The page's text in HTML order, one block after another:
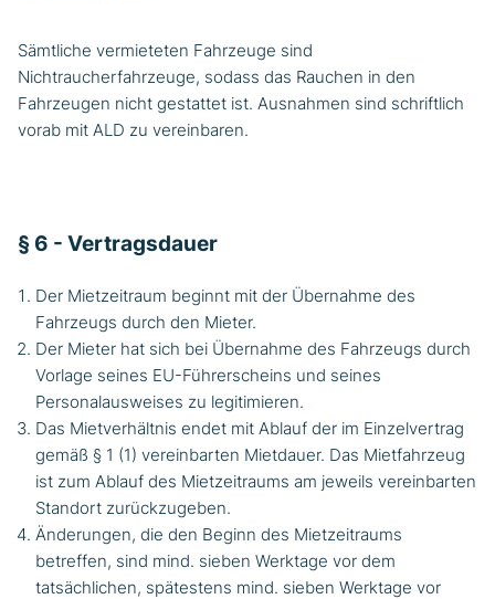
Sämtliche vermieteten Fahrzeuge sind
Nichtraucherfahrzeuge, sodass das Rauchen in den
Fahrzeugen nicht gestattet ist. Ausnahmen sind schriftlich
vorab mit ALD zu vereinbaren.
§ 6 - Vertragsdauer
Der Mietzeitraum beginnt mit der Übernahme des
Fahrzeugs durch den Mieter.
Der Mieter hat sich bei Übernahme des Fahrzeugs durch
Vorlage seines EU-Führerscheins und seines
Personalausweises zu legitimieren.
Das Mietverhältnis endet mit Ablauf der im Einzelvertrag
gemäß § 1 (1) vereinbarten Mietdauer. Das Mietfahrzeug
ist zum Ablauf des Mietzeitraums am jeweils vereinbarten
Standort zurückzugeben.
Änderungen, die den Beginn des Mietzeitraums
betreffen, sind mind. sieben Werktage vor dem
tatsächlichen, spätestens mind. sieben Werktage vor